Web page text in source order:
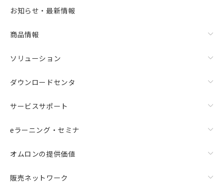
お知らせ・最新情報
商品情報
ソリューション
ダウンロードセンタ
サービスサポート
eラーニング・セミナ
オムロンの提供価値
販売ネットワーク